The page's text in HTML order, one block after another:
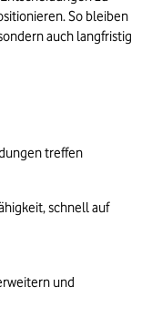
So bleiben
auch langfristig
treffen
schnell auf
und